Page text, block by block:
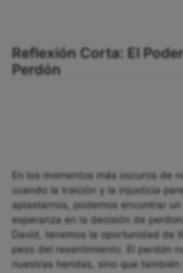
Reflexión Corta: El
Perdón
En los momentos más oscuros de
cuando la traición y la injusticia
aplastarnos, podemos encontrar
esperanza en la decisión de
David, tenemos la oportunidad de
peso del resentimiento. El perdón
nuestras heridas, sino que también